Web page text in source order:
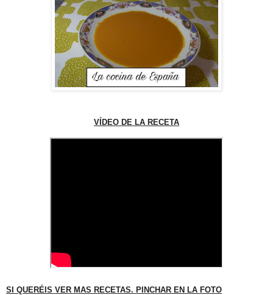
VÍDEO DE LA RECETA
SI QUERÉIS VER MAS RECETAS. PINCHAR EN LA FOTO